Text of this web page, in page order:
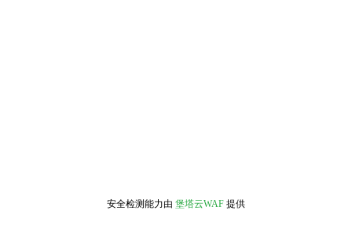
安全检测能力由 堡塔云WAF 提供